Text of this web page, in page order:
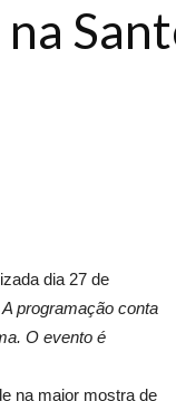
dia 27 de
programação conta
O evento é
na maior mostra de